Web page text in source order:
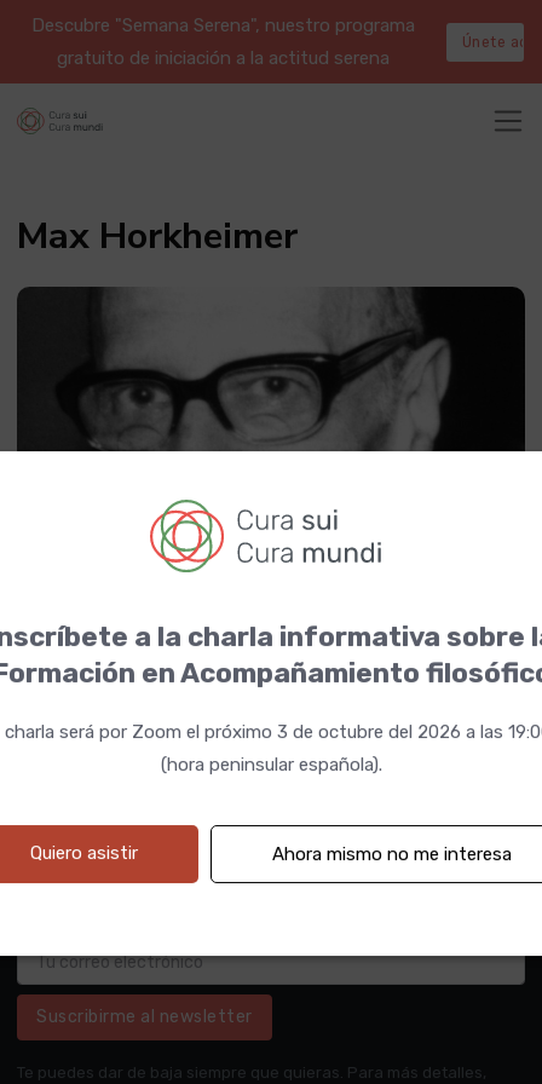
Descubre "Semana Serena", nuestro programa
gratuito de iniciación a la actitud serena
Únete aquí
Max Horkheimer
Suscribirme al newsletter
Te puedes dar de baja siempre que quieras. Para más detalles,
a la charla informativa sobre
en Acompañamiento
charla será por Zoom el próximo 3 de octubre del 2026 a las
(hora peninsular española).
Quiero asistir Ahora mismo no me interesa